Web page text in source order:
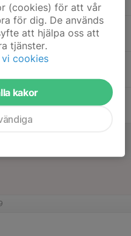
(cookies) för att vår
för dig. De används
att hjälpa oss att
tjänster.
vi cookies
kakor